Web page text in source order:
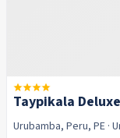
Taypikala
Urubamba, Peru, PE ·